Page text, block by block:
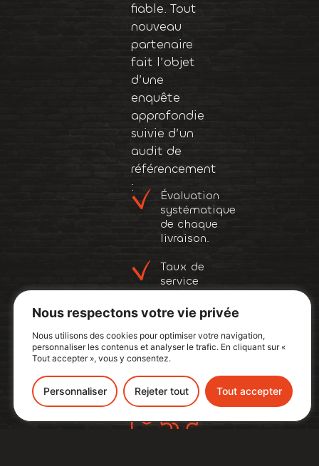
Nous respectons votre vie privée
Nous utilisons des cookies pour optimiser votre navigation,
personnaliser les contenus et analyser le trafic. En cliquant sur «
Tout accepter », vous y consentez.
Personnaliser Rejeter tout Tout accepter
fiable. Tout
nouveau
partenaire
fait l’objet
d’une
enquête
approfondie
suivie d’un
audit de
référencement
:
Évaluation
systématique
de chaque
livraison.
Taux de
service
actualisé en
permanence.
Suivi des
actions
correctrices.